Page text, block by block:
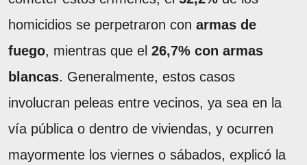
homicidios se perpetraron con armas de
fuego, mientras que el 26,7% con armas
blancas. Generalmente, estos casos
involucran peleas entre vecinos, ya sea en la
vía pública o dentro de viviendas, y ocurren
mayormente los viernes o sábados, explicó la